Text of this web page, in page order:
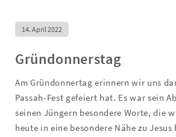
14. April 2022
Gründonnerstag
Am Gründonnertag erinnern wir uns
Passah-Fest gefeiert hat. Es war sein
seinen Jüngern besondere Worte, die
heute in eine besondere Nähe zu Jesus